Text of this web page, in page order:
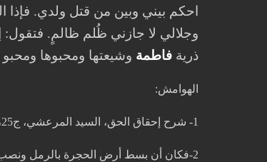
احكم بيني وبين من قتل ولدي. فإذا
وجلالي لا جازني ظُلم ظالمٍ. فتقول:
ذرية فاطمة وشيعتها ومحبوها ومحبو
الهوامش:
1- شرح إحقاق الحق، السيد المرعشي، ج25، ص29.
2-فكان أن بسط أرض الحجرة بالرمل ونصب عوداً لتُعلق به القربة واشترى جرةً وكوزاً، وبسط فوق الرمل جلد كبش ومخدة من ليف.